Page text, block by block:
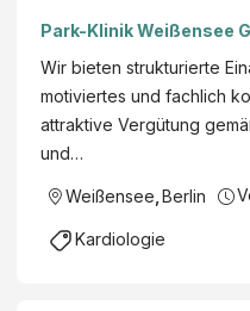
Park-Klinik Weißensee
Wir bieten strukturierte
motiviertes und fachlich
attraktive Vergütung
und…
Weißensee Berlin
Kardiologie